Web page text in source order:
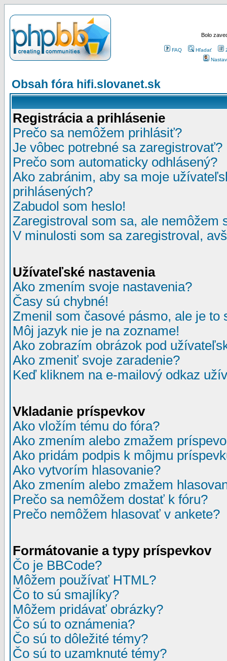
Bolo
FAQ Hľadať
Obsah fóra hifi.slovanet.sk
Registrácia a prihlásenie
Prečo sa nemôžem prihlásiť?
Je vôbec potrebné sa zaregistrovať?
Prečo som automaticky odhlásený?
Ako zabránim, aby sa moje
prihlásených?
Zabudol som heslo!
Zaregistroval som sa, ale nemôžem
V minulosti som sa zaregistroval,
Užívateľské nastavenia
Ako zmením svoje nastavenia?
Časy sú chybné!
Zmenil som časové pásmo, ale je to
Môj jazyk nie je na zozname!
Ako zobrazím obrázok pod
Ako zmeniť svoje zaradenie?
Keď kliknem na e-mailový odkaz
Vkladanie príspevkov
Ako vložím tému do fóra?
Ako zmením alebo zmažem
Ako pridám podpis k môjmu
Ako vytvorím hlasovanie?
Ako zmením alebo zmažem
Prečo sa nemôžem dostať k fóru?
Prečo nemôžem hlasovať v ankete?
Formátovanie a typy príspevkov
Čo je BBCode?
Môžem používať HTML?
Čo to sú smajlíky?
Môžem pridávať obrázky?
Čo sú to oznámenia?
Čo sú to dôležité témy?
Čo sú to uzamknuté témy?